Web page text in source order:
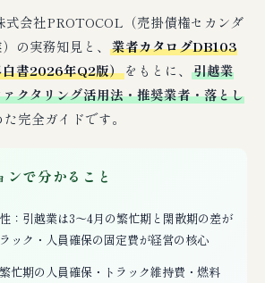
式会社PROTOCOL（売掛債権セカンダ
の実務知見と、 業者カタログDB103
書2026年Q2版）をもとに、
引越業
クタリング活用法・推奨業者・落とし
完全ガイドです。
ンで分かること
：引越業は3〜4月の繁忙期と閑散期の差が
ック・人員確保の固定費が経営の核心
忙期の人員確保・トラック維持費・燃料